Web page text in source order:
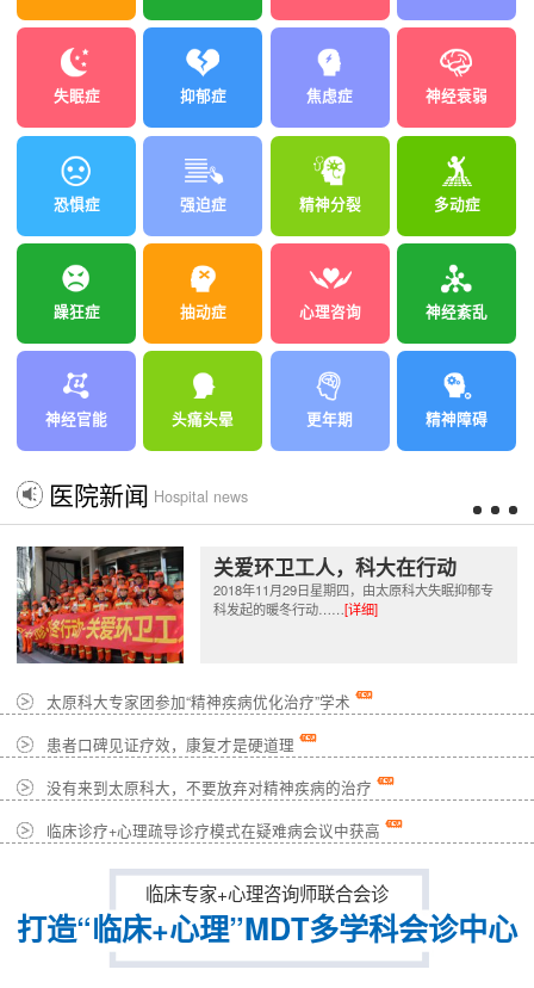
失眠症 抑郁症 焦虑症 神经衰弱
恐惧症 强迫症 精神分裂 多动症
躁狂症 抽动症 心理咨询 神经紊乱
神经官能 头痛头晕 更年期 精神障碍
医院新闻 Hospital news
关爱环卫工人，科大在行动
2018年11月29日星期四，由太原科大失眠抑郁专
科发起的暖冬行动……[详细]
太原科大专家团参加“精神疾病优化治疗”学术
患者口碑见证疗效，康复才是硬道理
没有来到太原科大，不要放弃对精神疾病的治疗
临床诊疗+心理疏导诊疗模式在疑难病会议中获高
临床专家+心理咨询师联合会诊
打造“临床+心理”MDT多学科会诊中心